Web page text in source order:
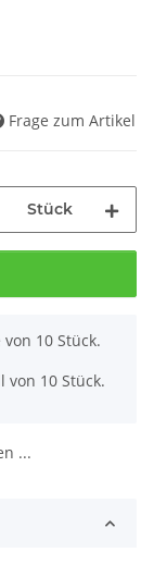
Frage zum Artikel
Stück
10 Stück.
von 10 Stück.
...